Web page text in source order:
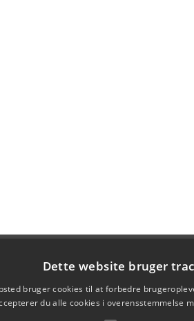
Dette website bruger
bruger cookies til at forbedre
du alle cookies i overensstemmelse